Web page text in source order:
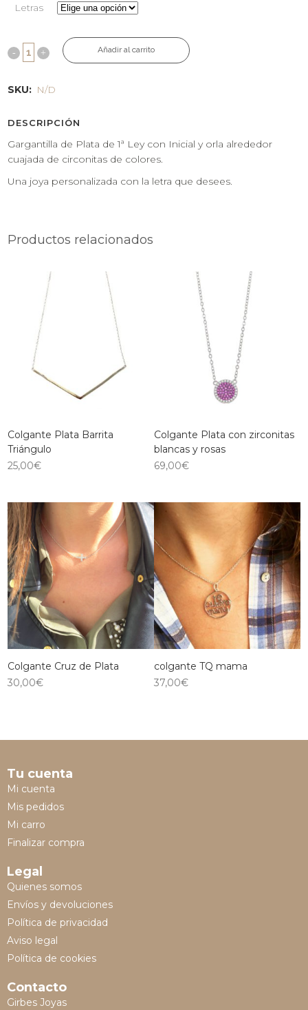
Letras
Añadir al carrito
SKU: N/D
DESCRIPCIÓN
Gargantilla de Plata de 1ª Ley con Inicial y orla alrededor
cuajada de circonitas de colores.
Una joya personalizada con la letra que desees.
Productos relacionados
Colgante Plata Barrita
Triángulo
25,00€
Colgante Plata con zirconitas
blancas y rosas
69,00€
Colgante Cruz de Plata
30,00€
colgante TQ mama
37,00€
Tu cuenta
Mi cuenta
Mis pedidos
Mi carro
Finalizar compra
Legal
Quienes somos
Envíos y devoluciones
Política de privacidad
Aviso legal
Política de cookies
Contacto
Girbes Joyas